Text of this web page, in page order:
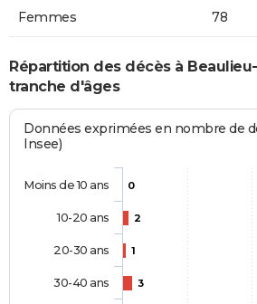
Femmes 78
Répartition des décès à
tranche d'âges
Données exprimées en nombre de
Insee)
0
2
1
3
Moins de 10 ans
10-20 ans
20-30 ans
30-40 ans